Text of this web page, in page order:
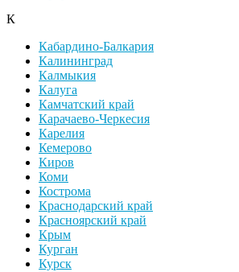
К
Кабардино-Балкария
Калининград
Калмыкия
Калуга
Камчатский край
Карачаево-Черкесия
Карелия
Кемерово
Киров
Коми
Кострома
Краснодарский край
Красноярский край
Крым
Курган
Курск